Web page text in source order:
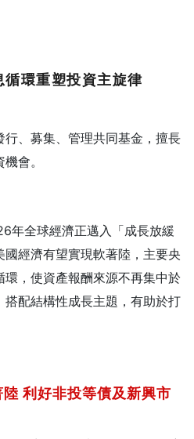
循環重塑投資主旋律
、募集、管理共同基金，擅長
會。
年全球經濟正邁入「成長放緩
經濟有望實現軟著陸，主要央
，使資產報酬來源不再集中於
搭配結構性成長主題，有助於打
陸利好非投等債及新興市